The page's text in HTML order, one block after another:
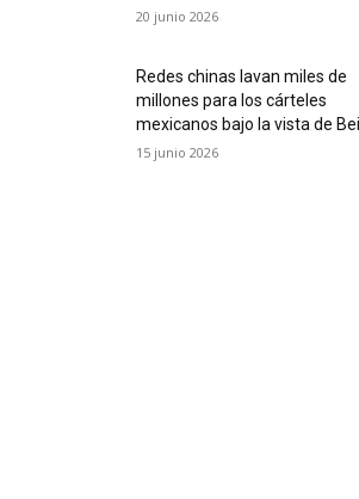
20 junio 2026
Redes chinas lavan miles de
millones para los cárteles
mexicanos bajo la vista de
15 junio 2026